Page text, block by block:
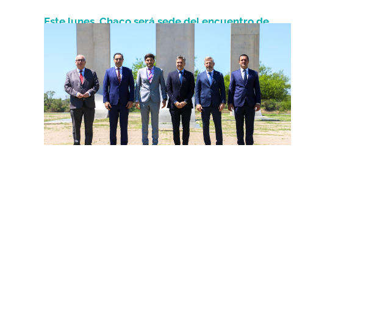
Este lunes, Chaco será sede del encuentro de
gobernadores del Litoral con foco en la Hidrovía